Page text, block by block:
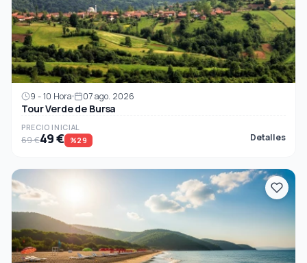
9 - 10 Hora 07 ago. 2026
Tour Verde de Bursa
PRECIO INICIAL
69 €49 € %29 Detalles